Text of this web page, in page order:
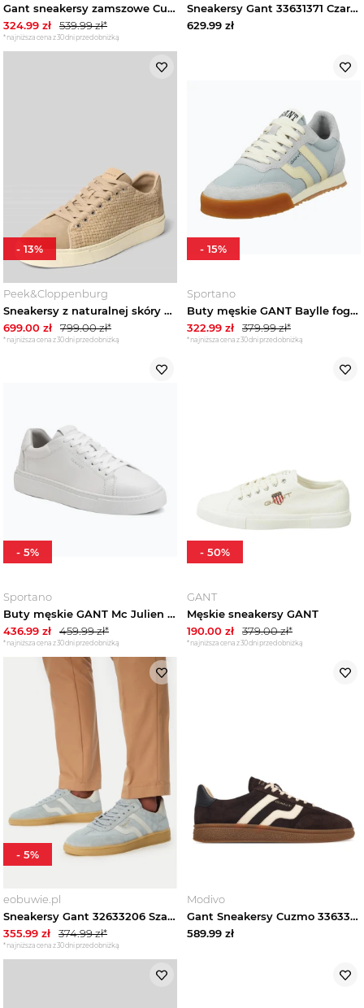
Gant sneakersy zamszowe Cuzmo zielony
324.99 zł 539.99zł*
*najniższa cena z 30 dni przed obniżką
Sneakersy Gant 33631371 Czarny
629.99 zł
Peek&Cloppenburg
Sneakersy z naturalnej skóry z fakturowanym wzorem model 'Julien' Gant Piaskowy
699.00 zł 799.00zł*
*najniższa cena z 30 dni przed obniżką
- 13%
Sportano
Buty męskie GANT Baylle fog gray Szary
322.99 zł 379.99zł*
*najniższa cena z 30 dni przed obniżką
- 15%
Sportano
Buty męskie GANT Mc Julien 32631226-G172 white / white
436.99 zł 459.99zł*
*najniższa cena z 30 dni przed obniżką
- 5%
GANT
Męskie sneakersy GANT
190.00 zł 379.00zł*
*najniższa cena z 30 dni przed obniżką
- 50%
eobuwie.pl
Sneakersy Gant 32633206 Szary
355.99 zł 374.99zł*
*najniższa cena z 30 dni przed obniżką
- 5%
Modivo
Gant Sneakersy Cuzmo 33633373 Brązowy ciemny
589.99 zł